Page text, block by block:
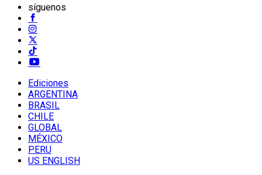
síguenos
Ediciones
ARGENTINA
BRASIL
CHILE
GLOBAL
MÉXICO
PERU
US ENGLISH